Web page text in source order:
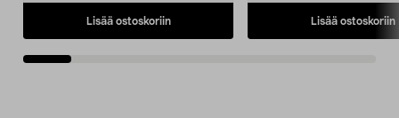
Lisää ostoskoriin Lisää ostoskoriin